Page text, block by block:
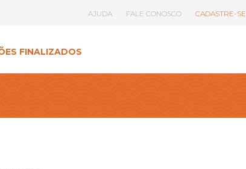
AJUDA FALE CONOSCO CADASTRE-SE
FINALIZADOS